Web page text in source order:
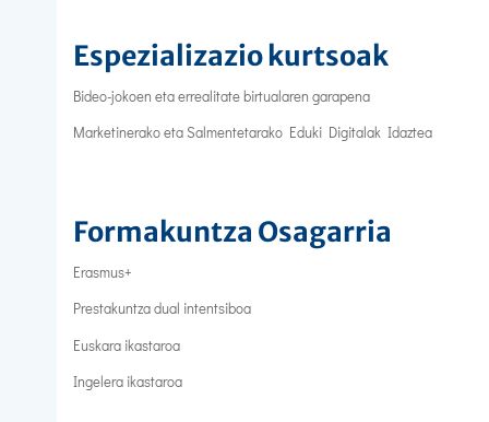
Espezializazio kurtsoak
Bideo-jokoen eta errealitate birtualaren garapena
Marketinerako eta Salmentetarako Eduki Digitalak Idaztea
Formakuntza Osagarria
Erasmus+
Prestakuntza dual intentsiboa
Euskara ikastaroa
Ingelera ikastaroa